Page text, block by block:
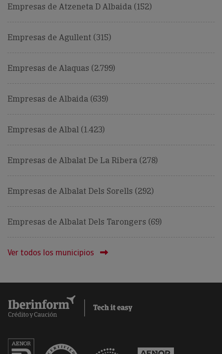
Empresas de Atzeneta D Albaida (152)
Empresas de Agullent (315)
Empresas de Alaquas (2.799)
Empresas de Albaida (639)
Empresas de Albal (1.423)
Empresas de Albalat De La Ribera (278)
Empresas de Albalat Dels Sorells (292)
Empresas de Albalat Dels Tarongers (69)
Ver todos los municipios